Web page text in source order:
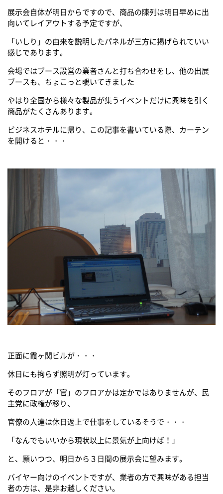
展示会自体が明日からですので、商品の陳列は明日早めに出
向いてレイアウトする予定ですが、
「いしり」の由来を説明したパネルが三方に掲げられていい
感じであります。
会場ではブース設営の業者さんと打ち合わせをし、他の出展
ブースも、ちょこっと覗いてきました
やはり全国から様々な製品が集うイベントだけに興味を引く
商品がたくさんあります。
ビジネスホテルに帰り、この記事を書いている際、カーテン
を開けると・・・
正面に霞ヶ関ビルが・・・
休日にも拘らず照明が灯っています。
そのフロアが「官」のフロアかは定かではありませんが、民
主党に政権が移り、
官僚の人達は休日返上で仕事をしているそうで・・・
「なんでもいいから現状以上に景気が上向けば！」
と、願いつつ、明日から３日間の展示会に望みます。
バイヤー向けのイベントですが、業者の方で興味がある担当
者の方は、是非お越しください。